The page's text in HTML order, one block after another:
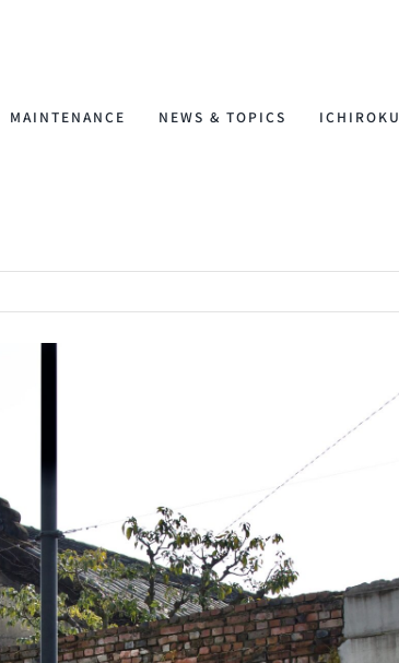
MAINTENANCE NEWS & TOPICS ICHIROKU